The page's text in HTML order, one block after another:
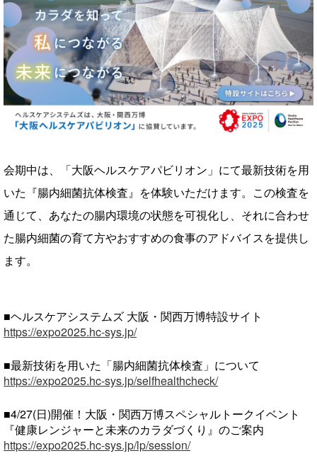
会期中は、「大阪ヘルスケアパビリオン」にて最新技術を用
いた『腸内細菌抗体検査』を体験いただけます。この検査を
通じて、あなたの腸内環境の状態を可視化し、それに合わせ
た腸内細菌の育て方やおすすめの食事のアドバイスを提供し
ます。
■ヘルスケアシステムズ 大阪・関西万博特設サイト
https://expo2025.hc-sys.jp/
■最新技術を用いた「腸内細菌抗体検査」について
https://expo2025.hc-sys.jp/selfhealthcheck/
■4/27(日)開催！大阪・関西万博スペシャルトークイベント
『健康レンジャーと未来のカラダづくり』のご案内
https://expo2025.hc-sys.jp/lp/session/